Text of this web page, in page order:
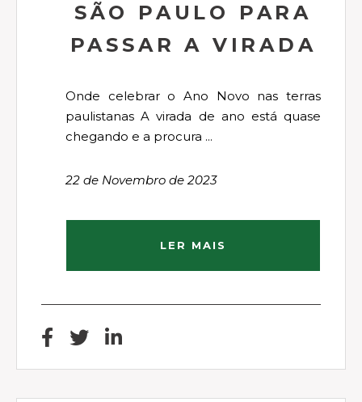
SÃO PAULO PARA
PASSAR A VIRADA
Onde celebrar o Ano Novo nas terras
paulistanas A virada de ano está quase
chegando e a procura ...
22 de Novembro de 2023
LER MAIS